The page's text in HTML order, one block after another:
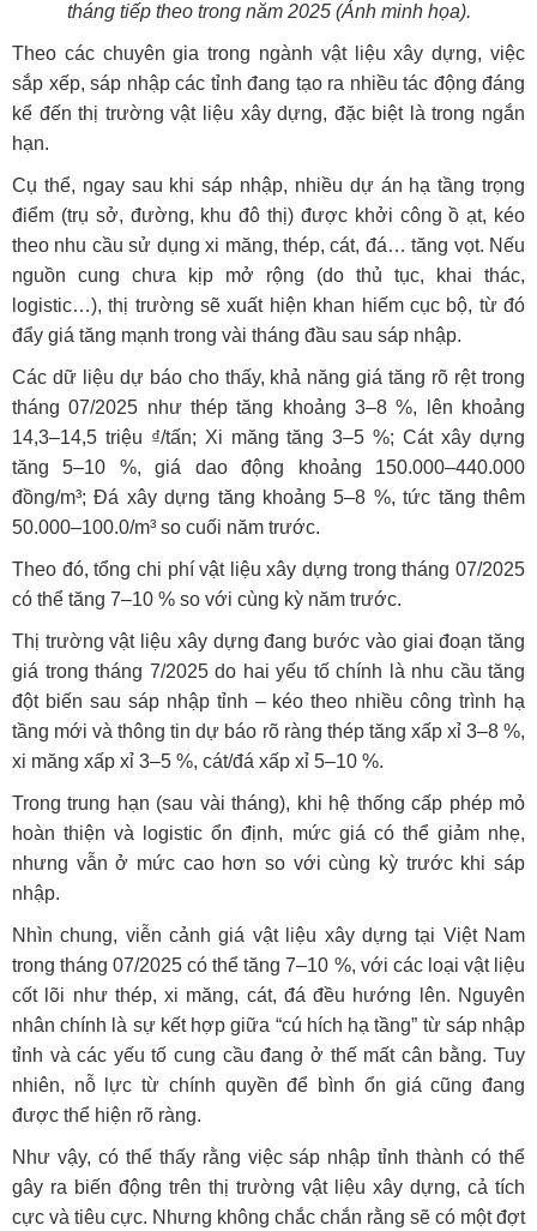
tháng tiếp theo trong năm 2025 (Ảnh minh họa).
Theo các chuyên gia trong ngành vật liệu xây dựng, việc
sắp xếp, sáp nhập các tỉnh đang tạo ra nhiều tác động đáng
kể đến thị trường vật liệu xây dựng, đặc biệt là trong ngắn
hạn.
Cụ thể, ngay sau khi sáp nhập, nhiều dự án hạ tầng trọng
điểm (trụ sở, đường, khu đô thị) được khởi công ồ ạt, kéo
theo nhu cầu sử dụng xi măng, thép, cát, đá… tăng vọt. Nếu
nguồn cung chưa kịp mở rộng (do thủ tục, khai thác,
logistic…), thị trường sẽ xuất hiện khan hiếm cục bộ, từ đó
đẩy giá tăng mạnh trong vài tháng đầu sau sáp nhập.
Các dữ liệu dự báo cho thấy, khả năng giá tăng rõ rệt trong
tháng 07/2025 như thép tăng khoảng 3–8 %, lên khoảng
14,3–14,5 triệu ₫/tấn; Xi măng tăng 3–5 %; Cát xây dựng
tăng 5–10 %, giá dao động khoảng 150.000–440.000
đồng/m³; Đá xây dựng tăng khoảng 5–8 %, tức tăng thêm
50.000–100.0/m³ so cuối năm trước.
Theo đó, tổng chi phí vật liệu xây dựng trong tháng 07/2025
có thể tăng 7–10 % so với cùng kỳ năm trước.
Thị trường vật liệu xây dựng đang bước vào giai đoạn tăng
giá trong tháng 7/2025 do hai yếu tố chính là nhu cầu tăng
đột biến sau sáp nhập tỉnh – kéo theo nhiều công trình hạ
tầng mới và thông tin dự báo rõ ràng thép tăng xấp xỉ 3–8 %,
xi măng xấp xỉ 3–5 %, cát/đá xấp xỉ 5–10 %.
Trong trung hạn (sau vài tháng), khi hệ thống cấp phép mỏ
hoàn thiện và logistic ổn định, mức giá có thể giảm nhẹ,
nhưng vẫn ở mức cao hơn so với cùng kỳ trước khi sáp
nhập.
Nhìn chung, viễn cảnh giá vật liệu xây dựng tại Việt Nam
trong tháng 07/2025 có thể tăng 7–10 %, với các loại vật liệu
cốt lõi như thép, xi măng, cát, đá đều hướng lên. Nguyên
nhân chính là sự kết hợp giữa “cú hích hạ tầng” từ sáp nhập
tỉnh và các yếu tố cung cầu đang ở thế mất cân bằng. Tuy
nhiên, nỗ lực từ chính quyền để bình ổn giá cũng đang
được thể hiện rõ ràng.
Như vậy, có thể thấy rằng việc sáp nhập tỉnh thành có thể
gây ra biến động trên thị trường vật liệu xây dựng, cả tích
cực và tiêu cực. Nhưng không chắc chắn rằng sẽ có một đợt